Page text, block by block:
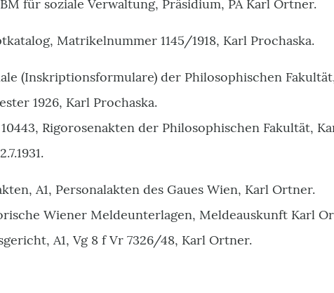
für soziale Verwaltung, Präsidium, PA Karl Ortner.
Matrikelnummer 1145/1918, Karl Prochaska.
(Inskriptionsformulare) der Philosophischen
1926, Karl Prochaska.
Rigorosenakten der Philosophischen Fakultät,
A1, Personalakten des Gaues Wien, Karl Ortner.
Wiener Meldeunterlagen, Meldeauskunft Karl
A1, Vg 8 f Vr 7326/48, Karl Ortner.